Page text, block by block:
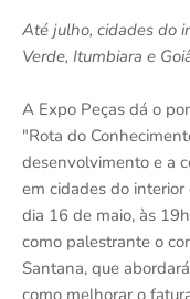
Até julho, cidades do
Verde, Itumbiara e
A Expo Peças dá o
"Rota do
desenvolvimento e a
em cidades do
dia 16 de maio, às
como palestrante o
Santana, que
como melhorar o